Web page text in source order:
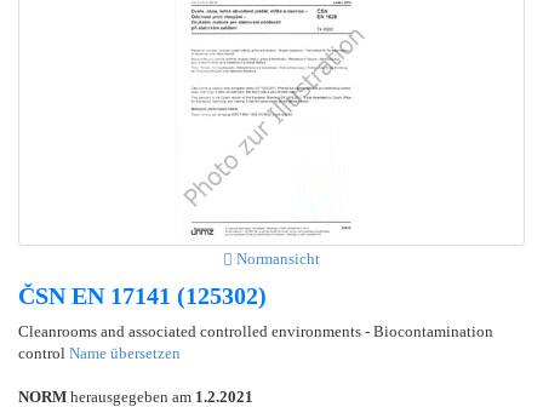
Normansicht
ČSN EN 17141 (125302)
Cleanrooms and associated controlled environments - Biocontamination
control Name übersetzen
NORM herausgegeben am 1.2.2021